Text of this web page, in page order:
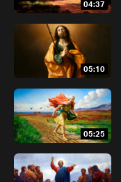
04:37
05:10
05:25